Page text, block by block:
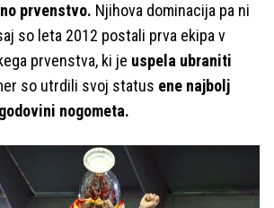
prvenstvo. Njihova dominacija pa ni
so leta 2012 postali prva ekipa v
prvenstva, ki je uspela ubraniti
so utrdili svoj status ene najbolj
nogometa.